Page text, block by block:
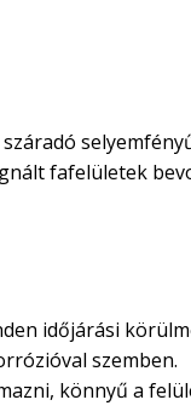
fafelületek
időjárási
szemben.
könnyű a